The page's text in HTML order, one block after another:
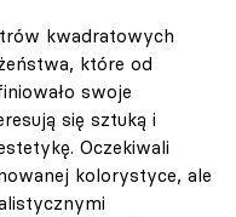
kwadratowych
które od
swoje
się sztuką i
Oczekiwali
kolorystyce, ale